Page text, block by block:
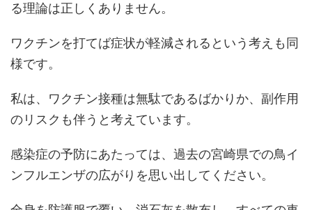
る理論は正しくありません。
ワクチンを打てば症状が軽減されるという考えも同
様です。
私は、ワクチン接種は無駄であるばかりか、副作用
のリスクも伴うと考えています。
感染症の予防にあたっては、過去の宮崎県での鳥イ
ンフルエンザの広がりを思い出してください。